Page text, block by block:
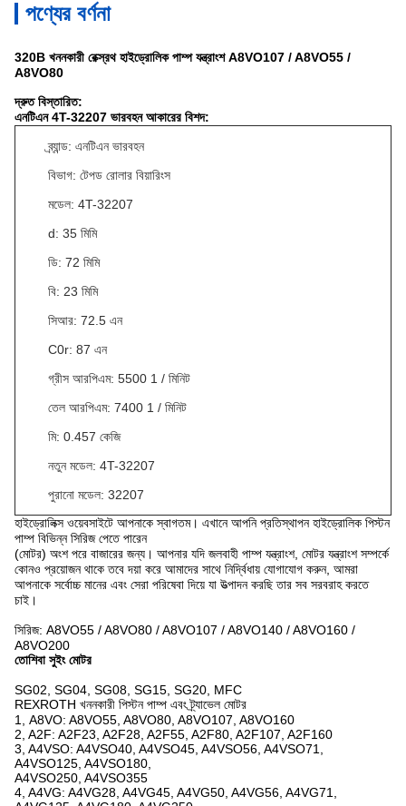
পণ্যের বর্ণনা
320B খননকারী রেক্স্রথ হাইড্রোলিক পাম্প যন্ত্রাংশ A8VO107 / A8VO55 /
A8VO80
দ্রুত বিস্তারিত:
এনটিএন 4T-32207 ভারবহন আকারের বিশদ:
ব্র্যান্ড: এনটিএন ভারবহন
বিভাগ: টেপড রোলার বিয়ারিংস
মডেল: 4T-32207
d: 35 মিমি
ডি: 72 মিমি
বি: 23 মিমি
সিআর: 72.5 এন
C0r: 87 এন
গ্রীস আরপিএম: 5500 1 / মিনিট
তেল আরপিএম: 7400 1 / মিনিট
মি: 0.457 কেজি
নতুন মডেল: 4T-32207
পুরানো মডেল: 32207
হাইড্রোলিক্স ওয়েবসাইটে আপনাকে স্বাগতম। এখানে আপনি প্রতিস্থাপন হাইড্রোলিক পিস্টন
পাম্প বিভিন্ন সিরিজ পেতে পারেন
(মোটর) অংশ পরে বাজারের জন্য। আপনার যদি জলবাহী পাম্প যন্ত্রাংশ, মোটর যন্ত্রাংশ সম্পর্কে
কোনও প্রয়োজন থাকে তবে দয়া করে আমাদের সাথে নির্দ্বিধায় যোগাযোগ করুন, আমরা
আপনাকে সর্বোচ্চ মানের এবং সেরা পরিষেবা দিয়ে যা উত্পাদন করছি তার সব সরবরাহ করতে
চাই।
সিরিজ: A8VO55 / A8VO80 / A8VO107 / A8VO140 / A8VO160 /
A8VO200
তোশিবা সুইং মোটর
SG02, SG04, SG08, SG15, SG20, MFC
REXROTH খননকারী পিস্টন পাম্প এবং ট্র্যাভেল মোটর
1, A8VO: A8VO55, A8VO80, A8VO107, A8VO160
2, A2F: A2F23, A2F28, A2F55, A2F80, A2F107, A2F160
3, A4VSO: A4VSO40, A4VSO45, A4VSO56, A4VSO71,
A4VSO125, A4VSO180,
A4VSO250, A4VSO355
4, A4VG: A4VG28, A4VG45, A4VG50, A4VG56, A4VG71,